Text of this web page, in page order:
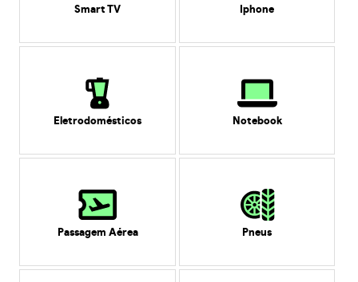
Smart TV Iphone
Eletrodomésticos Notebook
Passagem Aérea Pneus